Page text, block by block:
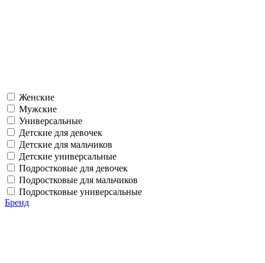
Женские
Мужские
Универсальные
Детские для девочек
Детские для мальчиков
Детские универсальные
Подростковые для девочек
Подростковые для мальчиков
Подростковые универсальные
Бренд